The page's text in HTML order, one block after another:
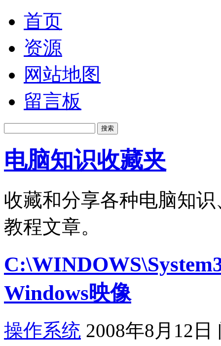
首页
资源
网站地图
留言板
电脑知识收藏夹
收藏和分享各种电脑知
教程文章。
Windows映像
操作系统 2008年8月12日